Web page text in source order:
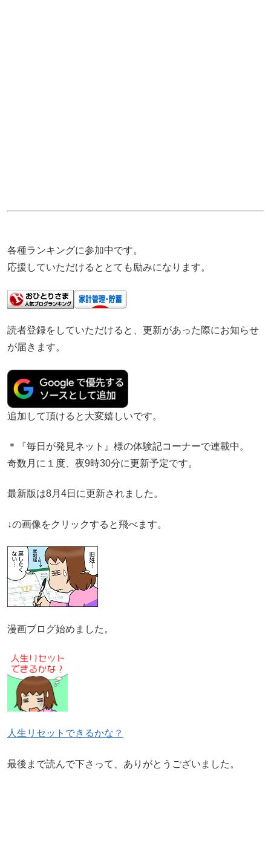
各種ランキングに参加中です。
応援していただけるととても励みになります。
読者登録をしていただけると、更新があった際にお知らせ
が届きます。
追加して頂けると大変嬉しいです。
＊『毎日が発見ネット』様の体験記コーナーで連載中。
奇数月に１度、夜9時30分に更新予定です。
最新版は8月4日に更新されました。
↓の画像をクリックすると飛べます。
漫画ブログ始めました。
人生リセットできるかな？
最後まで読んで下さって、ありがとうございました。